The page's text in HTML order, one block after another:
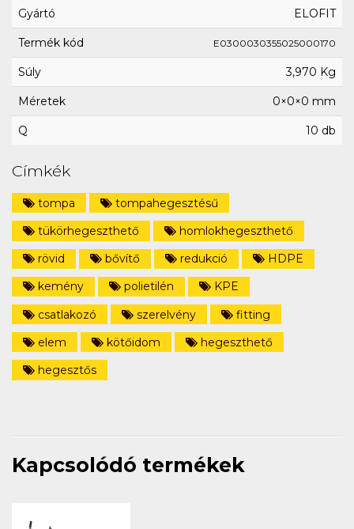
Gyártó ELOFIT
Termék kód E0300030355025000170
Súly 3,970 Kg
Méretek 0×0×0 mm
Q 10 db
Címkék
tompa
tompahegesztésű
tükörhegeszthető
homlokhegeszthető
rövid
bővítő redukció
HDPE
kemény
polietilén
KPE
csatlakozó
szerelvény
fitting
elem
kötőidom
hegeszthető
hegesztős
Kapcsolódó termékek